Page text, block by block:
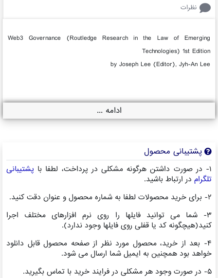
نظرات
Web3 Governance (Routledge Research in the Law of Emerging
Technologies) 1st Edition
by Joseph Lee (Editor), Jyh-An Lee
ادامه ...
پشتیبانی محصول
پشتیبانی
تلگرامدر ارتباط باشید.
۳- شما می توانید فایلها را روی نرم افزارهای مختلف اجرا
کنید(هیچگونه کد یا قفلی روی فایلها وجود ندارد).
۴- بعد از خرید، محصول مورد نظر از صفحه محصول قابل دانلود
خواهد بود همچنین به ایمیل شما ارسال می شود.